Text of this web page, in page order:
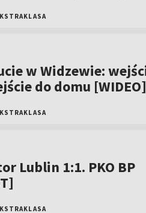
w Widzewie:
do domu [WIDEO]
Lublin 1:1. PKO BP